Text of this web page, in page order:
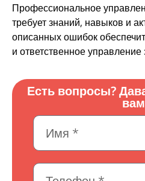
Профессиональное
требует знаний, навыков и
описанных ошибок
и ответственное управление
Есть вопросы?